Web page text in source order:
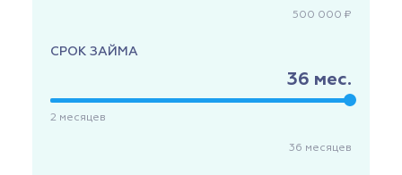
500 000 ₽
СРОК ЗАЙМА
36 мес.
2 месяцев
36 месяцев